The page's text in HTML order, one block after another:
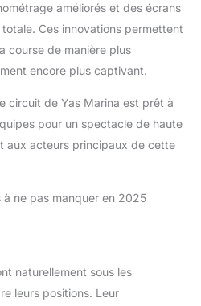
améliorés et des écrans
Ces innovations permettent
course de manière plus
encore plus captivant.
circuit de Yas Marina est prêt à
pour un spectacle de haute
aux acteurs principaux de cette
ne pas manquer en 2025
naturellement sous les
leurs positions. Leur